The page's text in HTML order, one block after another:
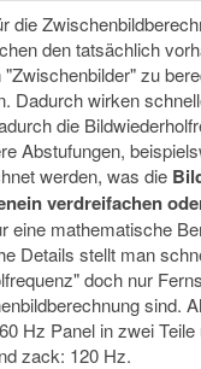
die
den tatsächlich
zu
Dadurch wirken
die
Abstufungen,
werden, was die
verdreifachen
eine mathematische
Details stellt man
doch nur
sind.
Hz Panel in zwei
zack: 120 Hz.